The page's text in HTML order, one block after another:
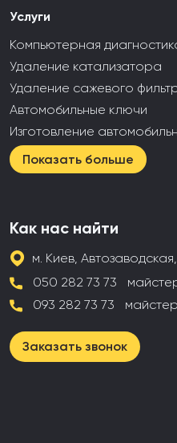
Как нас найти
м. Киев, Автозаводская,
050 282 73 73
093 282 73 73
Заказать звонок
Услуги
Компьютерная
Удаление катализатора
Удаление сажевого
Автомобильные ключи
Изготовление
Показать больше